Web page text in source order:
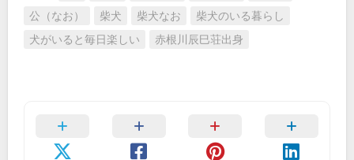
公（なお）
柴犬 柴犬なお
柴犬のいる暮らし
犬がいると毎日楽しい
赤根川辰巳荘出身